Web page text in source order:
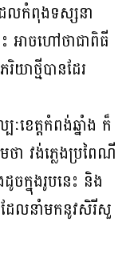
ែលកំពុងទស្សនា
អាចហៅថាជាពិធី
ាថ្មីបានដែរ
ៈខេត្តកំពង់ឆ្នាំង ក៏
ថា វង់ភ្លេងប្រពៃណី
ដូចក្នុងរូបនេះ និង
ដែលនាំមកនូវសិរីសួ